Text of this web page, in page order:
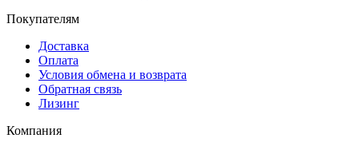
Покупателям
Доставка
Оплата
Условия обмена и возврата
Обратная связь
Лизинг
Компания